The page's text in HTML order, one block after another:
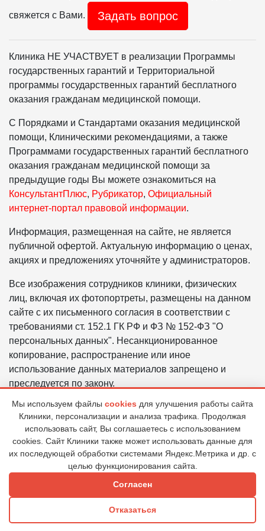
свяжется с Вами. Задать вопрос
Клиника НЕ УЧАСТВУЕТ в реализации Программы
государственных гарантий и Территориальной
программы государственных гарантий бесплатного
оказания гражданам медицинской помощи.
С Порядками и Стандартами оказания медицинской
помощи, Клиническими рекомендациями, а также
Программами государственных гарантий бесплатного
оказания гражданам медицинской помощи за
предыдущие годы Вы можете ознакомиться на
КонсультантПлюс, Рубрикатор, Официальный
интернет-портал правовой информации.
Информация, размещенная на сайте, не является
публичной офертой. Актуальную информацию о ценах,
акциях и предложениях уточняйте у администраторов.
Все изображения сотрудников клиники, физических
лиц, включая их фотопортреты, размещены на данном
сайте с их письменного согласия в соответствии с
требованиями ст. 152.1 ГК РФ и ФЗ № 152-ФЗ "О
персональных данных". Несанкционированное
копирование, распространение или иное
использование данных материалов запрещено и
преследуется по закону.
Политика в отношении обработки персональных
данных ООО «ЦГБ «ВИЗИУМ»
Правовая информация
© 2026 Клиника "ВИЗИУМ"
Мы используем файлы cookies для улучшения работы сайта
Клиники, персонализации и анализа трафика. Продолжая
использовать сайт, Вы соглашаетесь с использованием
cookies. Сайт Клиники также может использовать данные для
их последующей обработки системами Яндекс.Метрика и др. с
целью функционирования сайта.
Согласен
Отказаться